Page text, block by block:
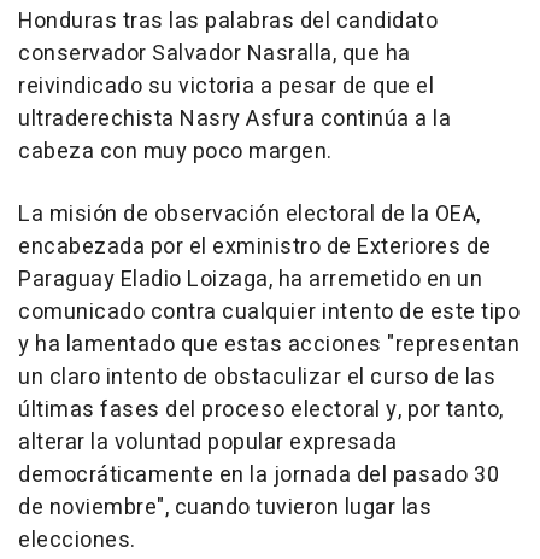
Honduras tras las palabras del candidato
conservador Salvador Nasralla, que ha
reivindicado su victoria a pesar de que el
ultraderechista Nasry Asfura continúa a la
cabeza con muy poco margen.
La misión de observación electoral de la OEA,
encabezada por el exministro de Exteriores de
Paraguay Eladio Loizaga, ha arremetido en un
comunicado contra cualquier intento de este tipo
y ha lamentado que estas acciones "representan
un claro intento de obstaculizar el curso de las
últimas fases del proceso electoral y, por tanto,
alterar la voluntad popular expresada
democráticamente en la jornada del pasado 30
de noviembre", cuando tuvieron lugar las
elecciones.